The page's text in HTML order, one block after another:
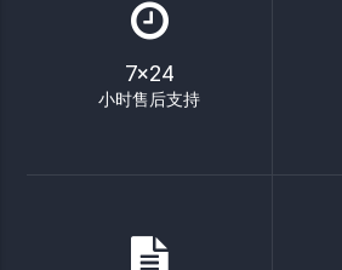
7×24
小时售后支持